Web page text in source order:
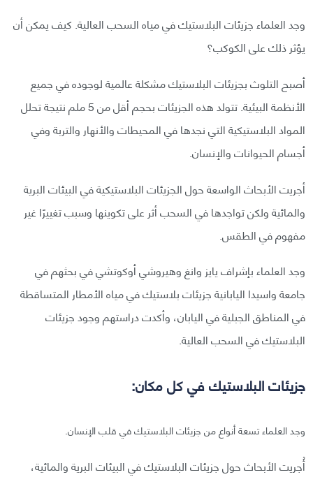
وجد العلماء جزيئات البلاستيك في مياه السحب العالية. كيف يمكن أن
يؤثر ذلك على الكوكب؟
أصبح التلوث بجزيئات البلاستيك مشكلة عالمية لوجوده في جميع
الأنظمة البيئية. تتولد هذه الجزيئات بحجم أقل من 5 ملم نتيجة تحلل
المواد البلاستيكية التي نجدها في المحيطات والأنهار والتربة وفي
أجسام الحيوانات والإنسان.
أجريت الأبحاث الواسعة حول الجزيئات البلاستيكية في البيئات البرية
والمائية ولكن تواجدها في السحب أثر على تكوينها وسبب تغييرًا غير
مفهوم في الطقس.
وجد العلماء بإشراف يايز وانغ وهيروشي أوكوتشي في بحثهم في
جامعة واسيدا اليابانية جزيئات بلاستيك في مياه الأمطار المتساقطة
في المناطق الجبلية في اليابان، وأكدت دراستهم وجود جزيئات
البلاستيك في السحب العالية.
جزيئات البلاستيك في كل مكان:
وجد العلماء تسعة أنواع من جزيئات البلاستيك في قلب الإنسان.
أُجريت الأبحاث حول جزيئات البلاستيك في البيئات البرية والمائية،